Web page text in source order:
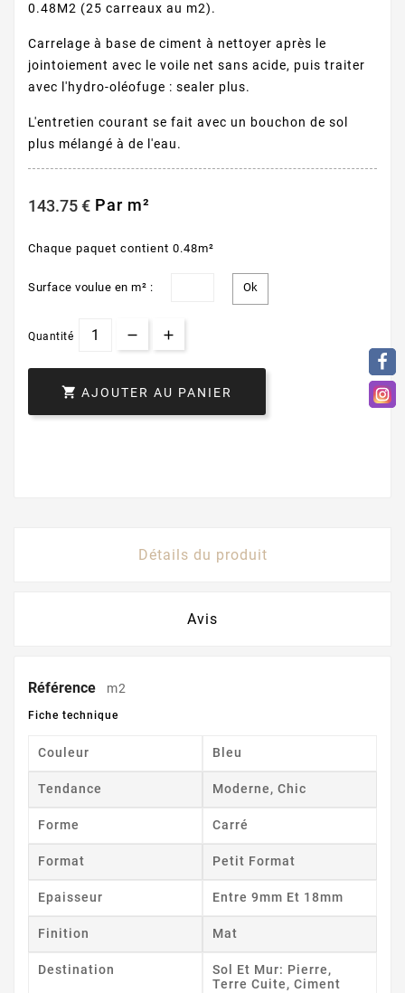
0.48M2 (25 carreaux au m2).
Carrelage à base de ciment à nettoyer après le
jointoiement avec le voile net sans acide, puis traiter
avec l'hydro-oléofuge : sealer plus.
L'entretien courant se fait avec un bouchon de sol
plus mélangé à de l'eau.
143.75 € Par m²
Chaque paquet contient 0.48m²
Surface voulue en m² :
Quantité
 AJOUTER AU PANIER
Détails du produit
Avis
Référence m2
Fiche technique
Couleur Bleu
Tendance Moderne, Chic
Forme Carré
Format Petit Format
Epaisseur Entre 9mm Et 18mm
Finition Mat
Destination
Sol Et Mur: Pierre,
Terre Cuite, Ciment